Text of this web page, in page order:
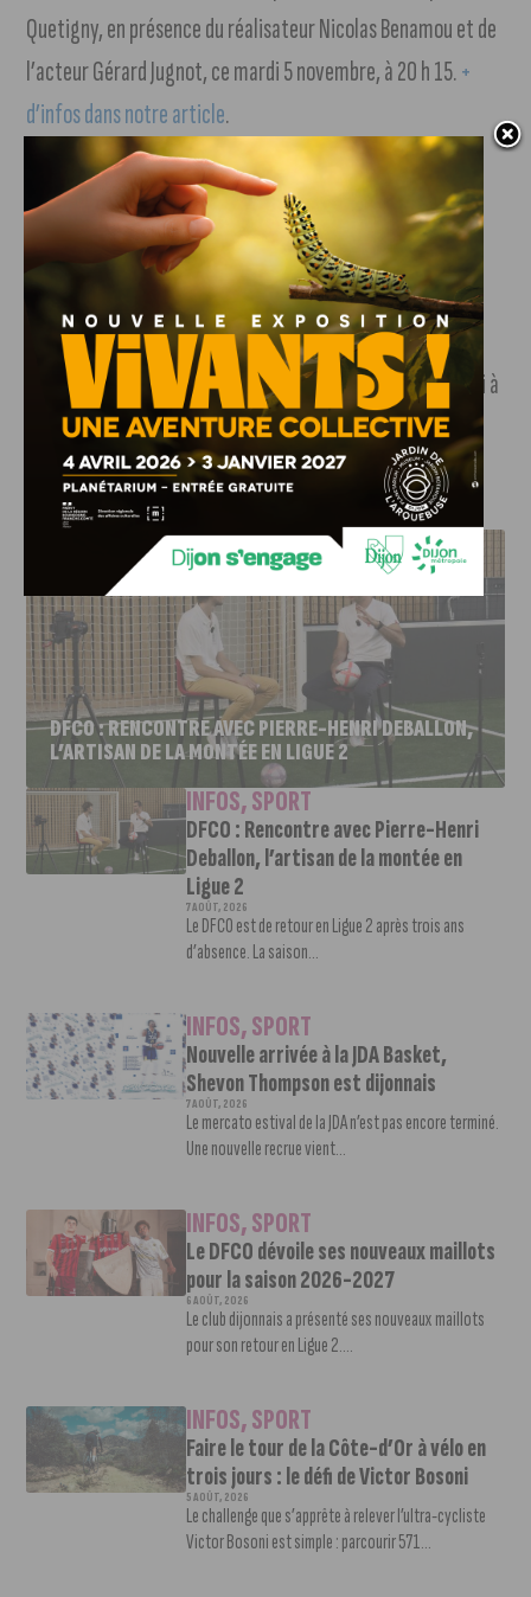
Quetigny, en présence du réalisateur Nicolas Benamou et de
l’acteur Gérard Jugnot, ce mardi 5 novembre, à 20 h 15.+
d’infos dans notre article.
Prix littéraires. Les écrivains Kamel Daoud, avec
« Houris », et Gaël Faye, avec « Jacaranda » ont
respectivement remporté Le Goncourt et Le Renaudot.
Le Parti socialiste de Dijon organise une nuit
dédiée à l’élection présidentielle américaine, ce mardi à
partir de 20 h au 5 rue Henri Baudot.
J'AIME LE DFCO
DFCO : RENCONTRE AVEC PIERRE-HENRI DEBALLON,
L’ARTISAN DE LA MONTÉE EN LIGUE 2
INFOS,SPORT
DFCO : Rencontre avec Pierre-Henri
Deballon, l’artisan de la montée en
Ligue 2
7 AOÛT, 2026
Le DFCO est de retour en Ligue 2 après trois ans
d’absence. La saison...
INFOS,SPORT
Nouvelle arrivée à la JDA Basket,
Shevon Thompson est dijonnais
7 AOÛT, 2026
Le mercato estival de la JDA n’est pas encore terminé.
Une nouvelle recrue vient...
INFOS,SPORT
Le DFCO dévoile ses nouveaux maillots
pour la saison 2026-2027
6 AOÛT, 2026
Le club dijonnais a présenté ses nouveaux maillots
pour son retour en Ligue 2....
INFOS,SPORT
Faire le tour de la Côte-d’Or à vélo en
trois jours : le défi de Victor Bosoni
5 AOÛT, 2026
Le challenge que s’apprête à relever l’ultra-cycliste
Victor Bosoni est simple : parcourir 571...